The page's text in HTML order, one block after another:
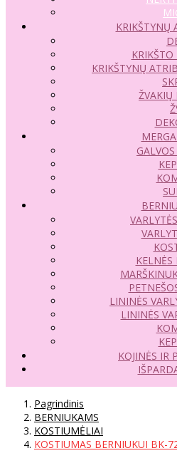
KRIKŠTYNŲ
KRIKŠTYNŲ
ŽVAKIŲ
KELNĖS
LININĖS
LININĖS
KOJINĖS IR
Pagrindinis
BERNIUKAMS
KOSTIUMĖLIAI
KOSTIUMAS BERNIUKUI BK-